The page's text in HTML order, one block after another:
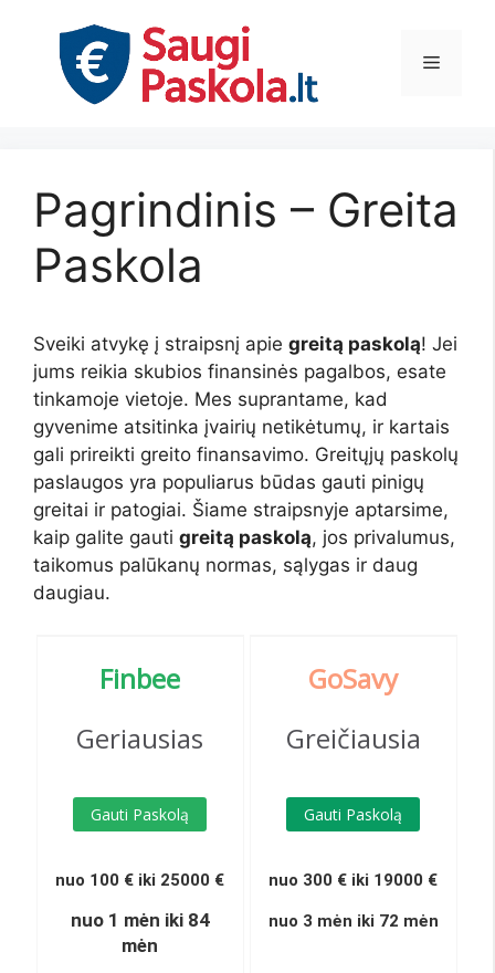
Meniu
Pagrindinis – Greita
Paskola
Sveiki atvykę į straipsnį apie greitą paskolą! Jei
jums reikia skubios finansinės pagalbos, esate
tinkamoje vietoje. Mes suprantame, kad
gyvenime atsitinka įvairių netikėtumų, ir kartais
gali prireikti greito finansavimo. Greitųjų paskolų
paslaugos yra populiarus būdas gauti pinigų
greitai ir patogiai. Šiame straipsnyje aptarsime,
kaip galite gauti greitą paskolą, jos privalumus,
taikomus palūkanų normas, sąlygas ir daug
daugiau.
Finbee
Geriausias
Gauti Paskolą
nuo 100 € iki 25000 €
nuo 1 mėn iki 84
mėn
GoSavy
Greičiausia
Gauti Paskolą
nuo 300 € iki 19000 €
nuo 3 mėn iki 72 mėn